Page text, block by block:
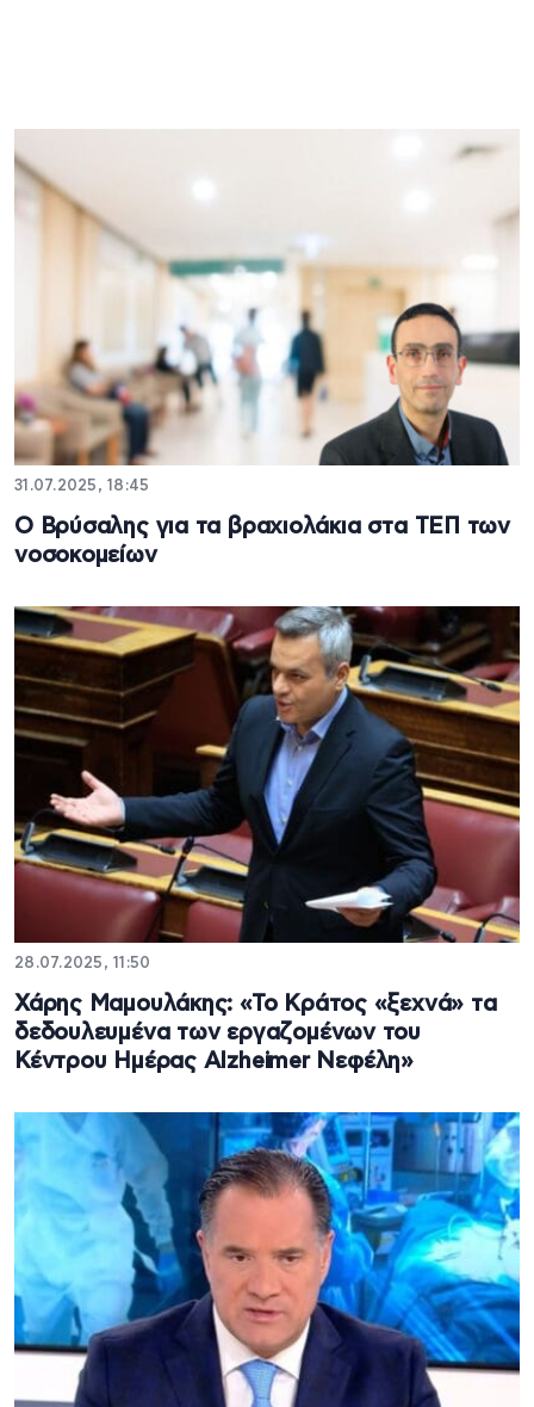
31.07.2025, 18:45
Ο Βρύσαλης για τα βραχιολάκια στα ΤΕΠ των
νοσοκομείων
28.07.2025, 11:50
Χάρης Μαμουλάκης: «Το Κράτος «ξεχνά» τα
δεδουλευμένα των εργαζομένων του
Κέντρου Ημέρας Alzheimer Νεφέλη»